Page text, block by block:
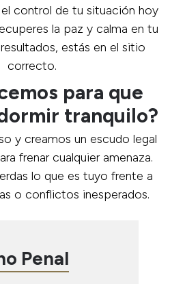
control de tu situación hoy
la paz y calma en tu
estás en el sitio
correcto.
para que
tranquilo?
y creamos un escudo legal
frenar cualquier amenaza.
lo que es tuyo frente a
o conflictos inesperados.
Penal